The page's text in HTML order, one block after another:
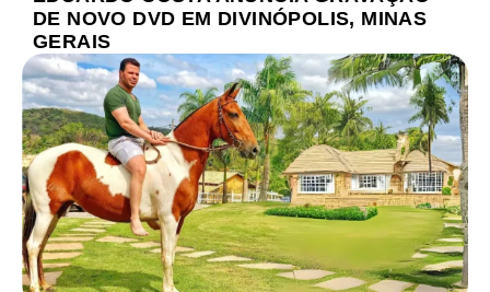
DE NOVO DVD EM DIVINÓPOLIS, MINAS
GERAIS